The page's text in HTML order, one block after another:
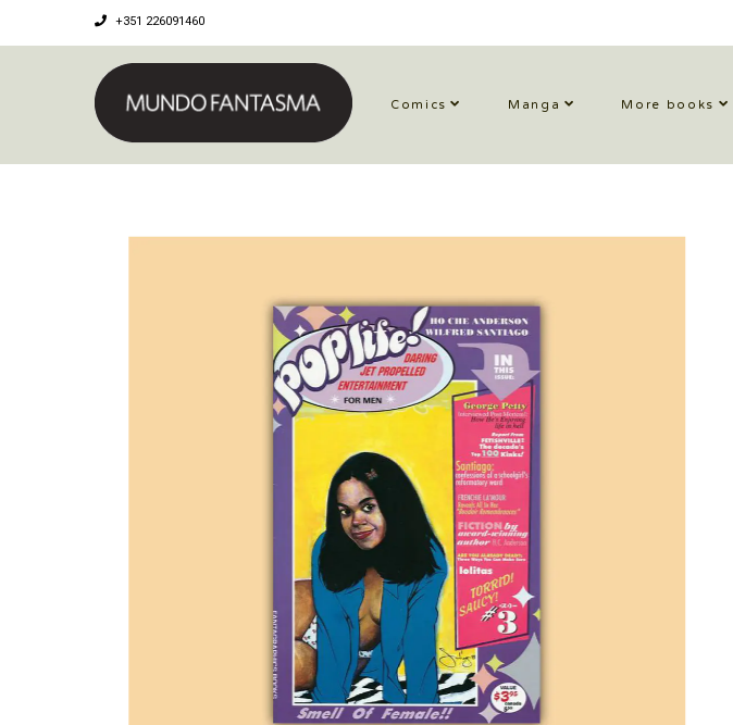
+351 226091460
Comics Manga More books